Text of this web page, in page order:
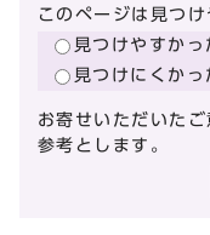
このページは見つ
見つけやすかっ
見つけにくかっ
お寄せいただいた
参考とします。